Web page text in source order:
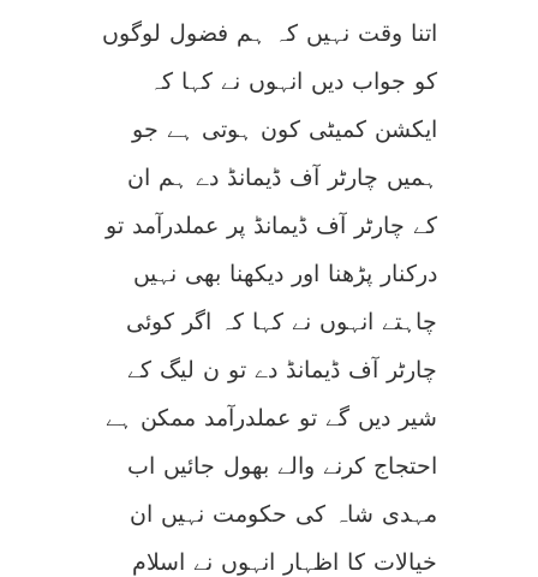
اتنا وقت نہیں کہ ہم فضول لوگوں
کو جواب دیں انہوں نے کہا کہ
ایکشن کمیٹی کون ہوتی ہے جو
ہمیں چارٹر آف ڈیمانڈ دے ہم ان
کے چارٹر آف ڈیمانڈ پر عملدرآمد تو
درکنار پڑھنا اور دیکھنا بھی نہیں
چاہتے انہوں نے کہا کہ اگر کوئی
چارٹر آف ڈیمانڈ دے تو ن لیگ کے
شیر دیں گے تو عملدرآمد ممکن ہے
احتجاج کرنے والے بھول جائیں اب
مہدی شاہ کی حکومت نہیں ان
خیالات کا اظہار انہوں نے اسلام